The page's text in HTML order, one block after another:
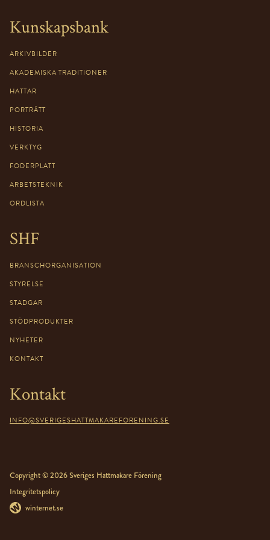
Kunskapsbank
ARKIVBILDER
AKADEMISKA TRADITIONER
HATTAR
PORTRÄTT
HISTORIA
VERKTYG
FODERPLATT
ARBETSTEKNIK
ORDLISTA
SHF
BRANSCHORGANISATION
STYRELSE
STADGAR
STÖDPRODUKTER
NYHETER
KONTAKT
Kontakt
INFO@SVERIGESHATTMAKAREFORENING.SE
Copyright © 2026 Sveriges Hattmakare Förening
Integritetspolicy
winternet.se